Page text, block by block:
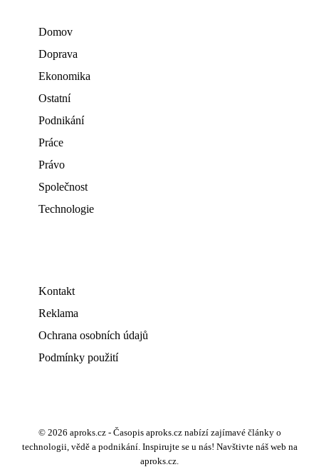
Domov
Doprava
Ekonomika
Ostatní
Podnikání
Práce
Právo
Společnost
Technologie
Kontakt
Reklama
Ochrana osobních údajů
Podmínky použití
© 2026 aproks.cz - Časopis aproks.cz nabízí zajímavé články o
technologii, vědě a podnikání. Inspirujte se u nás! Navštivte náš web na
aproks.cz.